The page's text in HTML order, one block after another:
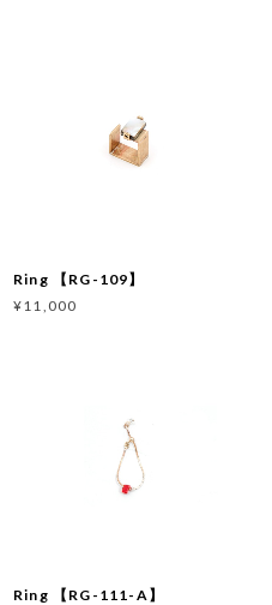
Ring 【RG-109】
¥11,000
Ring 【RG-111-A】